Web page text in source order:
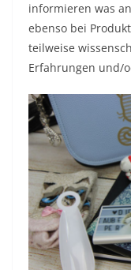
informieren was
ebenso bei
teilweise
Erfahrungen und/